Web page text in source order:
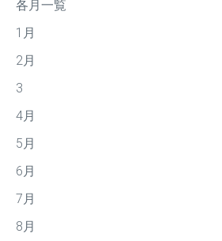
各月一覧
1月
2月
3
4月
5月
6月
7月
8月